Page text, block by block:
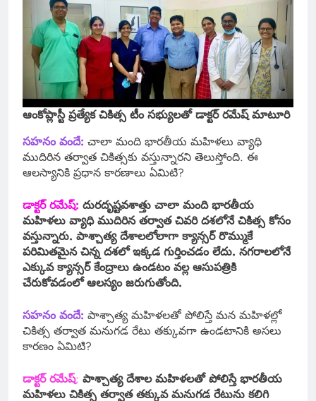
ఆంకోప్లాస్టీ ప్రత్యేక చికిత్స టీం సభ్యులతో డాక్టర్ రమేష్ మాటూరి
సహనం వందే: చాలా మంది భారతీయ మహిళలు వ్యాధి
ముదిరిన తర్వాత చికిత్సకు వస్తున్నారని తెలుస్తోంది. ఈ
ఆలస్యానికి ప్రధాన కారణాలు ఏమిటి?
డాక్టర్ రమేష్: దురదృష్టవశాత్తు చాలా మంది భారతీయ
మహిళలు వ్యాధి ముదిరిన తర్వాత చివరి దశలోనే చికిత్స కోసం
వస్తున్నారు. పాశ్చాత్య దేశాలలోలాగా క్యాన్సర్ రొమ్ముకే
పరిమితమైన చిన్న దశలో ఇక్కడ గుర్తించడం లేదు. నగరాలలోనే
ఎక్కువ క్యాన్సర్ కేంద్రాలు ఉండటం వల్ల ఆసుపత్రికి
చేరుకోవడంలో ఆలస్యం జరుగుతోంది.
సహనం వందే: పాశ్చాత్య మహిళలతో పోలిస్తే మన మహిళల్లో
చికిత్స తర్వాత మనుగడ రేటు తక్కువగా ఉండటానికి అసలు
కారణం ఏమిటి?
డాక్టర్ రమేష్: పాశ్చాత్య దేశాల మహిళలతో పోలిస్తే భారతీయ
మహిళలు చికిత్స తర్వాత తక్కువ మనుగడ రేటును కలిగి